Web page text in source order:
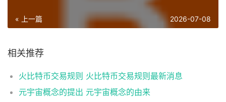
« 上一篇 2026-07-08
相关推荐
火比特币交易规则 火比特币交易规则最新消息
元宇宙概念的提出 元宇宙概念的由来